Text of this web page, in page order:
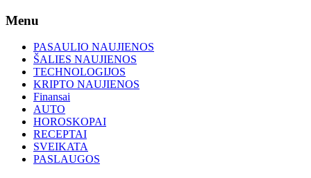
Skip
content
Menu
PASAULIO NAUJIENOS
ŠALIES NAUJIENOS
TECHNOLOGIJOS
KRIPTO NAUJIENOS
Finansai
AUTO
HOROSKOPAI
RECEPTAI
SVEIKATA
PASLAUGOS